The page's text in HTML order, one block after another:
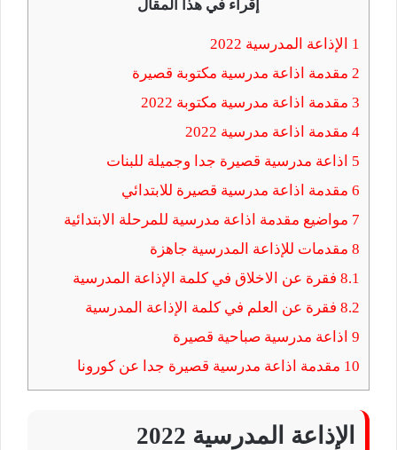
إقراء في هذا المقال
1 الإذاعة المدرسية 2022
2 مقدمة اذاعة مدرسية مكتوبة قصيرة
3 مقدمة اذاعة مدرسية مكتوبة 2022
4 مقدمة اذاعة مدرسية 2022
5 اذاعة مدرسية قصيرة جدا وجميلة للبنات
6 مقدمة اذاعة مدرسية قصيرة للابتدائي
7 مواضيع مقدمة اذاعة مدرسية للمرحلة الابتدائية
8 مقدمات للإذاعة المدرسية جاهزة
8.1 فقرة عن الاخلاق في كلمة الإذاعة المدرسية
8.2 فقرة عن العلم في كلمة الإذاعة المدرسية
9 اذاعة مدرسية صباحية قصيرة
10 مقدمة اذاعة مدرسية قصيرة جدا عن كورونا
الإذاعة المدرسية 2022